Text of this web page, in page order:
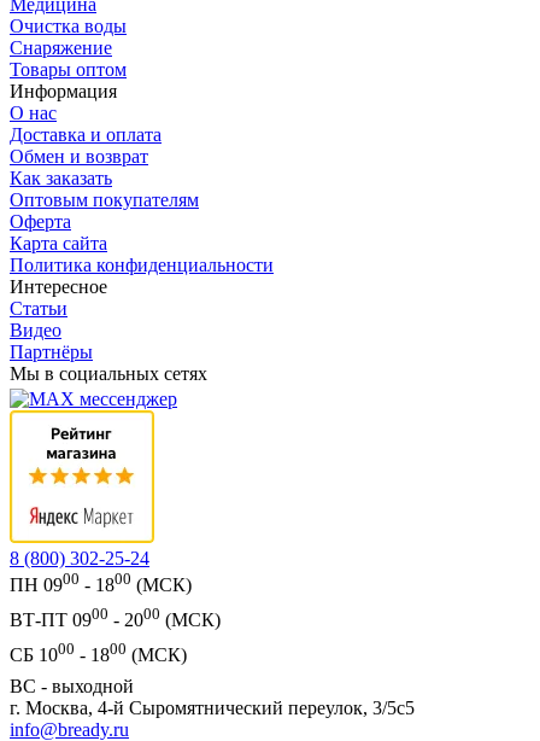
Очистка воды
Снаряжение
Товары оптом
Информация
О нас
Доставка и оплата
Обмен и возврат
Как заказать
Оптовым покупателям
Оферта
Карта сайта
Политика конфиденциальности
Интересное
Статьи
Видео
Партнёры
Мы в социальных сетях
8 (800) 302-25-24
ПН 0900 - 1800 (МСК)
ВТ-ПТ 0900 - 2000 (МСК)
СБ 1000 - 1800 (МСК)
ВС - выходной
г. Москва, 4-й Сыромятнический переулок, 3/5с5
info@bready.ru